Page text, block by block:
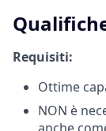
Requisiti:
Ottime
NON è
anche